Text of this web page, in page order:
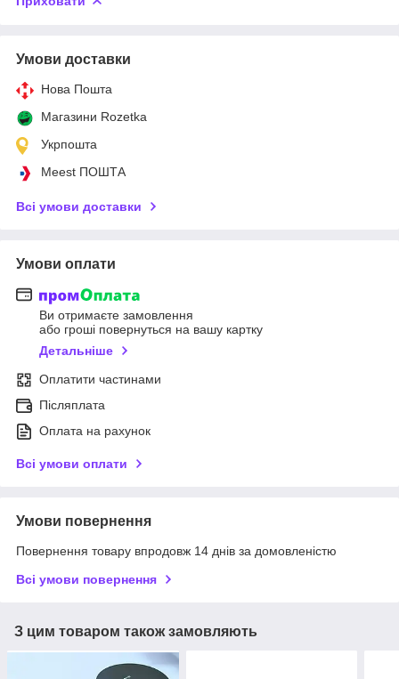
Умови доставки
Нова Пошта
Магазини Rozetka
Укрпошта
Meest ПОШТА
Всі умови доставки
Умови оплати
Ви отримаєте замовлення
або гроші повернуться на вашу картку
Детальніше
Оплатити частинами
Післяплата
Оплата на рахунок
Всі умови оплати
Умови повернення
Повернення товару впродовж 14 днів за домовленістю
Всі умови повернення
З цим товаром також замовляють